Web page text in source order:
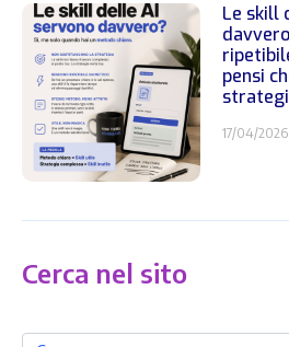
Le skill
pensi
17/04/2026
Cerca nel sito